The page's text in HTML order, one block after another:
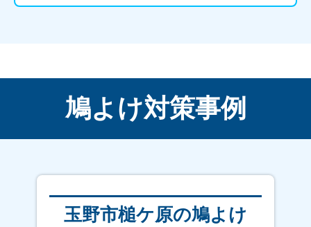
鳩よけ対策事例
玉野市槌ケ原の鳩よけ